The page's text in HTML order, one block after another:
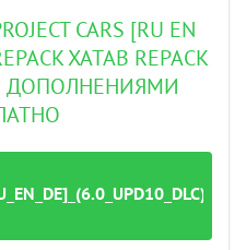
CARS [RU EN
XATAB REPACK
ДОПОЛНЕНИЯМИ